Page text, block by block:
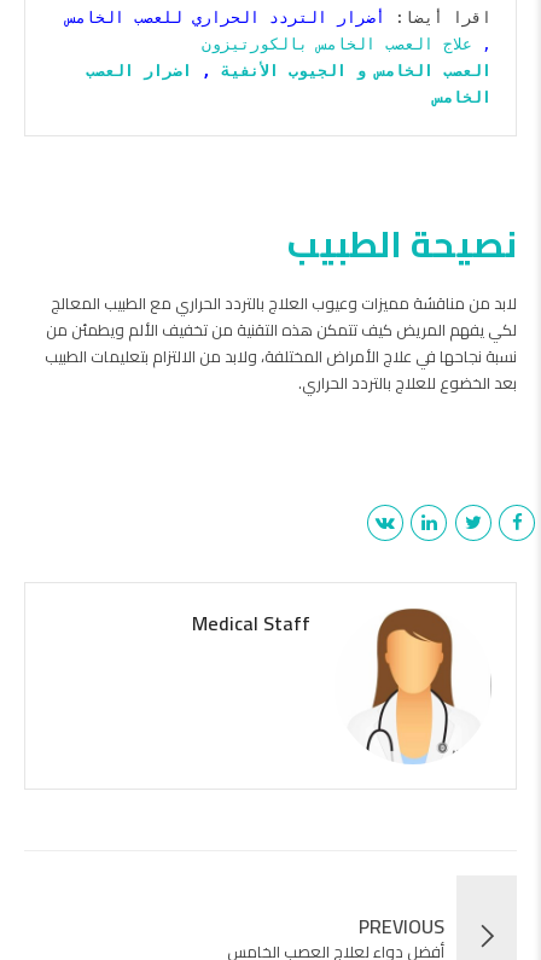
اقرا أيضا:
أضرار التردد الحراري للعصب الخامس
, علاج العصب الخامس بالكورتيزون
العصب الخامس و الجيوب الأنفية ,
الخامس
نصيحة الطبيب
لابد من مناقشة مميزات وعيوب العلاج بالتردد الحراري مع الطبيب المعالج
لكي يفهم المريض كيف تتمكن هذه التقنية من تخفيف الألم ويطمئن من
نسبة نجاحها في علاج الأمراض المختلفة، ولابد من الالتزام بتعليمات الطبيب
بعد الخضوع للعلاج بالتردد الحراري.
Medical Staff
PREVIOUS
أفضل دواء لعلاج العصب الخامس